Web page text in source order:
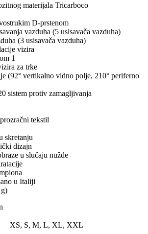
materijala Tricarboco
D-prstenom
vazduha (5 usisavača vazduha)
(3 usisavača vazduha)
vizira
1
za trke
(92° vertikalno vidno polje, 210° periferno
sistem protiv zamagljivanja
tekstil
skretanju
dizajn
u slučaju nužde
u Italiji
XS, S, M, L, XL, XXL